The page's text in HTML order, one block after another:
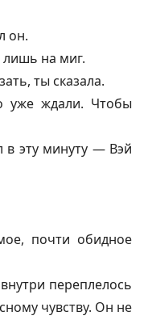
он.
на миг.
ты сказала.
уже ждали. Чтобы
в эту минуту — Вэй
почти обидное
переплелось
чувству. Он не